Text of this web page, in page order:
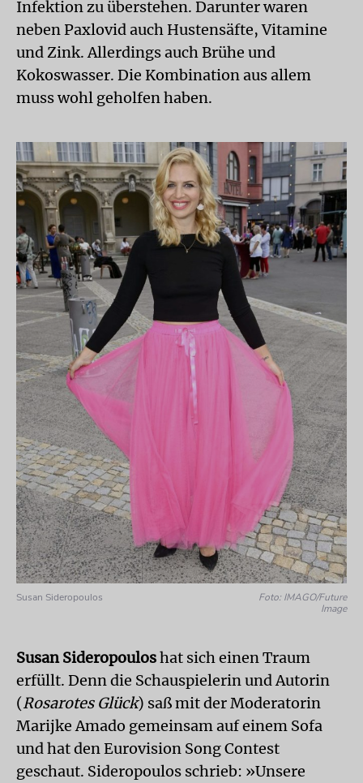
Infektion zu überstehen. Darunter waren
neben Paxlovid auch Hustensäfte, Vitamine
und Zink. Allerdings auch Brühe und
Kokoswasser. Die Kombination aus allem
muss wohl geholfen haben.
Susan Sideropoulos
Foto: IMAGO/Future
Image
Susan Sideropouloshat sich einen Traum
erfüllt. Denn die Schauspielerin und Autorin
(Rosarotes Glück) saß mit der Moderatorin
Marijke Amado gemeinsam auf einem Sofa
und hat den Eurovision Song Contest
geschaut. Sideropoulos schrieb: »Unsere